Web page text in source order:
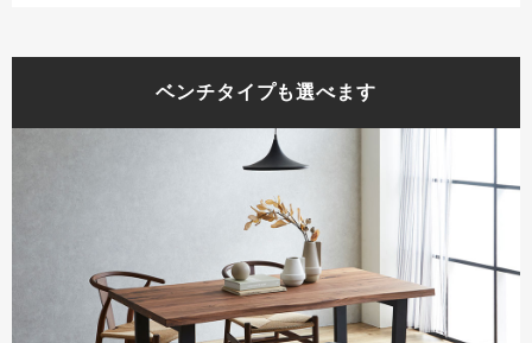
ベンチタイプも選べます